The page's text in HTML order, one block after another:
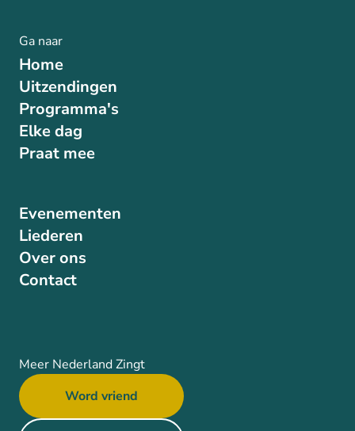
Ga naar
Home
Uitzendingen
Programma's
Elke dag
Praat mee
Evenementen
Liederen
Over ons
Contact
Meer Nederland Zingt
Word vriend